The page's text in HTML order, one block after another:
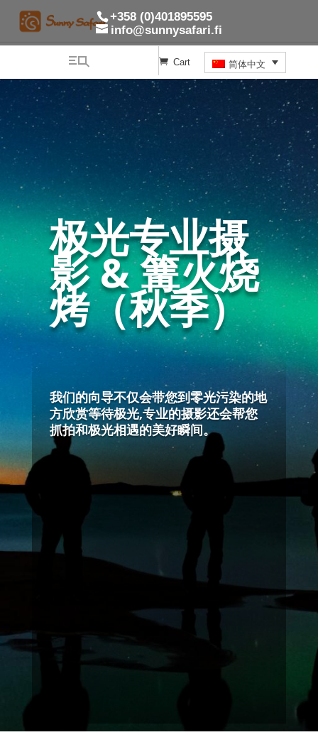
+358 (0)401895595
info@sunnysafari.fi
简体中文
Cart
极光专业摄
影 & 篝火烧
烤（秋季）
我们的向导不仅会带您到零光污染的地
方欣赏等待极光,专业的摄影还会帮您
抓拍和极光相遇的美好瞬间。